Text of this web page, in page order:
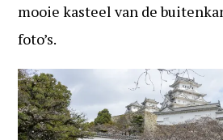
mooie kasteel van de
foto’s.